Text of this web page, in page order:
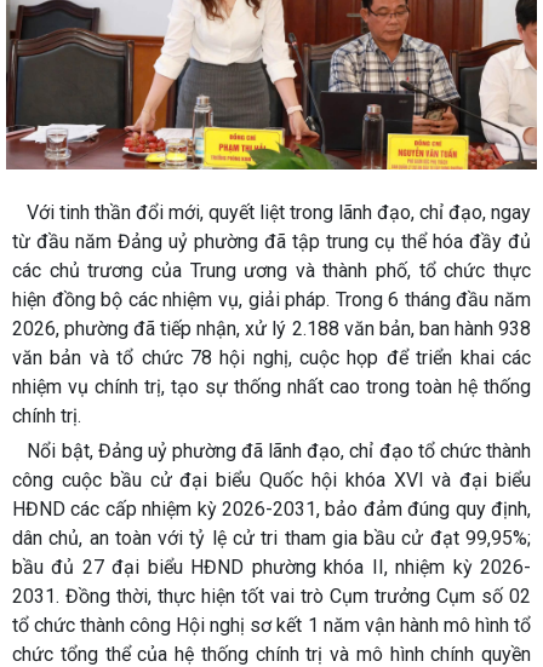
Với tinh thần đổi mới, quyết liệt trong lãnh đạo, chỉ đạo, ngay
từ đầu năm Đảng uỷ phường đã tập trung cụ thể hóa đầy đủ
các chủ trương của Trung ương và thành phố, tổ chức thực
hiện đồng bộ các nhiệm vụ, giải pháp. Trong 6 tháng đầu năm
2026, phường đã tiếp nhận, xử lý 2.188 văn bản, ban hành 938
văn bản và tổ chức 78 hội nghị, cuộc họp để triển khai các
nhiệm vụ chính trị, tạo sự thống nhất cao trong toàn hệ thống
chính trị.
Nổi bật, Đảng uỷ phường đã lãnh đạo, chỉ đạo tổ chức thành
công cuộc bầu cử đại biểu Quốc hội khóa XVI và đại biểu
HĐND các cấp nhiệm kỳ 2026-2031, bảo đảm đúng quy định,
dân chủ, an toàn với tỷ lệ cử tri tham gia bầu cử đạt 99,95%;
bầu đủ 27 đại biểu HĐND phường khóa II, nhiệm kỳ 2026-
2031. Đồng thời, thực hiện tốt vai trò Cụm trưởng Cụm số 02
tổ chức thành công Hội nghị sơ kết 1 năm vận hành mô hình tổ
chức tổng thể của hệ thống chính trị và mô hình chính quyền